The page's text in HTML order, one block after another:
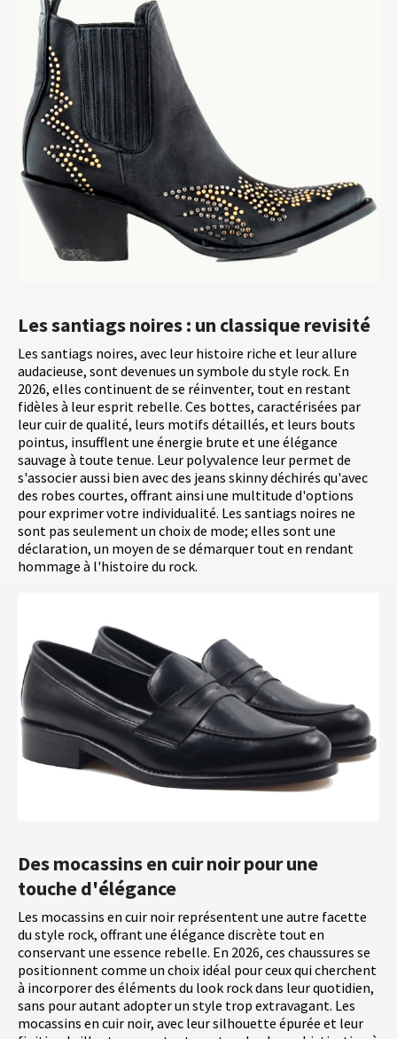
Les santiags noires : un classique revisité
Les santiags noires, avec leur histoire riche et leur allure
audacieuse, sont devenues un symbole du style rock. En
2026, elles continuent de se réinventer, tout en restant
fidèles à leur esprit rebelle. Ces bottes, caractérisées par
leur cuir de qualité, leurs motifs détaillés, et leurs bouts
pointus, insufflent une énergie brute et une élégance
sauvage à toute tenue. Leur polyvalence leur permet de
s'associer aussi bien avec des jeans skinny déchirés qu'avec
des robes courtes, offrant ainsi une multitude d'options
pour exprimer votre individualité. Les santiags noires ne
sont pas seulement un choix de mode; elles sont une
déclaration, un moyen de se démarquer tout en rendant
hommage à l'histoire du rock.
Des mocassins en cuir noir pour une
touche d'élégance
Les mocassins en cuir noir représentent une autre facette
du style rock, offrant une élégance discrète tout en
conservant une essence rebelle. En 2026, ces chaussures se
positionnent comme un choix idéal pour ceux qui cherchent
à incorporer des éléments du look rock dans leur quotidien,
sans pour autant adopter un style trop extravagant. Les
mocassins en cuir noir, avec leur silhouette épurée et leur